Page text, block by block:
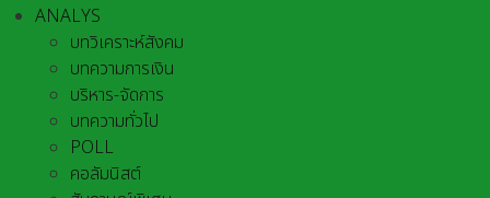
ANALYS
บทวิเคราะห์สังคม
บทความการเงิน
บริหาร-จัดการ
บทความทั่วไป
POLL
คอลัมนิสต์